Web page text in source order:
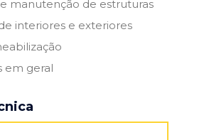
manutenção de estruturas
interiores e exteriores
em geral